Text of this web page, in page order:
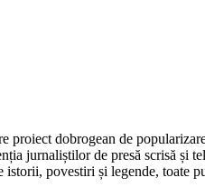
proiect dobrogean de
jurnaliștilor de presă scrisă
povestiri și legende,